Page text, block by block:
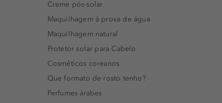
Creme pós-solar
Maquilhagem à prova de água
Maquilhagem natural
Protetor solar para Cabelo
Cosméticos coreanos
Que formato de rosto tenho?
Perfumes árabes